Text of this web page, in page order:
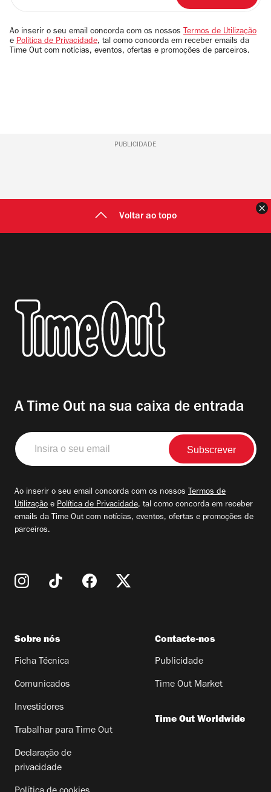
email
Ao inserir o seu email concorda com os nossos Termos de Utilização
e Política de Privacidade, tal como concorda em receber emails da
Time Out com notícias, eventos, ofertas e promoções de parceiros.
PUBLICIDADE
Voltar ao topo
A Time Out na sua caixa de entrada
Insira
o
seu
Ao inserir o seu email concorda com os nossos Termos de
Utilização e Política de Privacidade, tal como concorda em receber
emails da Time Out com notícias, eventos, ofertas e promoções de
parceiros.
Sobre nós
Ficha Técnica
Comunicados
Investidores
Trabalhar para Time Out
Declaração de
privacidade
Contacte-nos
Publicidade
Time Out Market
Time Out Worldwide